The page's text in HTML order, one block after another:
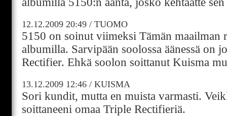
12.12.2009 20:49 / TUOMO
5150 on soinut viimeksi Tämän maailman
albumilla. Sarvipään soolossa äänessä on
Rectifier. Ehkä soolon soittanut Kuisma
13.12.2009 12:46 / KUISMA
Sori kundit, mutta en muista varmasti.
soittaneeni omaa Triple Rectifieriä.